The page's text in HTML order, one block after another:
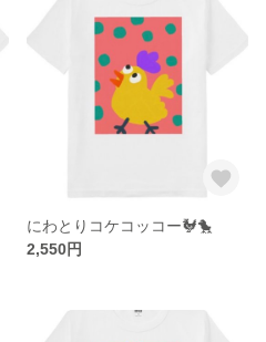
にわとりコケコッコー🐓🐤
2,550円